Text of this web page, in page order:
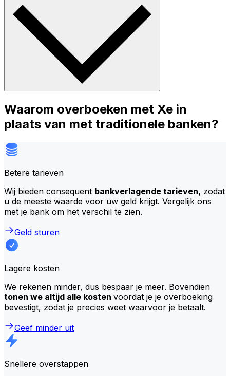
Waarom overboeken met Xe in
plaats van met traditionele banken?
Betere tarieven
Wij bieden consequent bankverlagende tarieven, zodat
u de meeste waarde voor uw geld krijgt. Vergelijk ons
met je bank om het verschil te zien.
Geld sturen
Lagere kosten
We rekenen minder, dus bespaar je meer. Bovendien
tonen we altijd alle kosten voordat je je overboeking
bevestigt, zodat je precies weet waarvoor je betaalt.
Geef minder uit
Snellere overstappen